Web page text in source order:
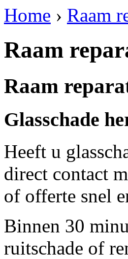
Home › Raam
Raam
Raam
Glasschade
Heeft u
direct contact
of offerte snel
Binnen 30
ruitschade of